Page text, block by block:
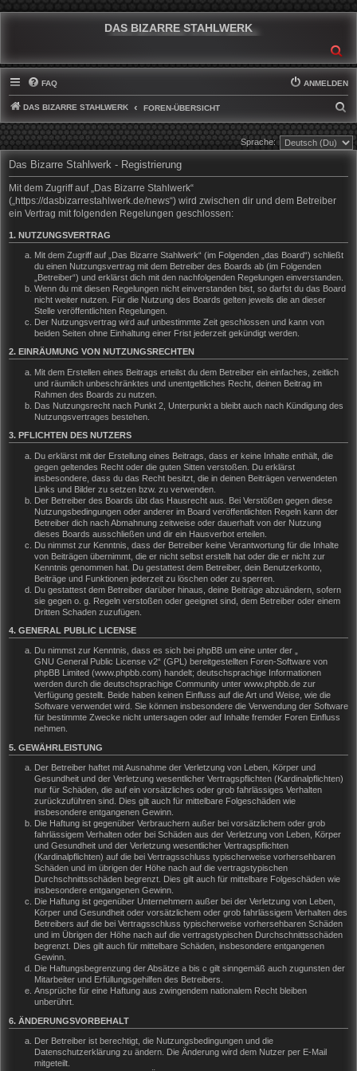
DAS BIZARRE STAHLWERK
FAQ ANMELDEN
DAS BIZARRE STAHLWERK FOREN-ÜBERSICHT
U
C
Sprache:
Das Bizarre Stahlwerk - Registrierung
Mit dem Zugriff auf „Das Bizarre Stahlwerk“
(„https://dasbizarrestahlwerk.de/news“) wird zwischen dir und dem Betreiber
ein Vertrag mit folgenden Regelungen geschlossen:
1. NUTZUNGSVERTRAG
Mit dem Zugriff auf „Das Bizarre Stahlwerk“ (im Folgenden „das Board“) schließt
du einen Nutzungsvertrag mit dem Betreiber des Boards ab (im Folgenden
„Betreiber“) und erklärst dich mit den nachfolgenden Regelungen einverstanden.
Wenn du mit diesen Regelungen nicht einverstanden bist, so darfst du das Board
nicht weiter nutzen. Für die Nutzung des Boards gelten jeweils die an dieser
Stelle veröffentlichten Regelungen.
Der Nutzungsvertrag wird auf unbestimmte Zeit geschlossen und kann von
beiden Seiten ohne Einhaltung einer Frist jederzeit gekündigt werden.
2. EINRÄUMUNG VON NUTZUNGSRECHTEN
Mit dem Erstellen eines Beitrags erteilst du dem Betreiber ein einfaches, zeitlich
und räumlich unbeschränktes und unentgeltliches Recht, deinen Beitrag im
Rahmen des Boards zu nutzen.
Das Nutzungsrecht nach Punkt 2, Unterpunkt a bleibt auch nach Kündigung des
Nutzungsvertrages bestehen.
3. PFLICHTEN DES NUTZERS
Du erklärst mit der Erstellung eines Beitrags, dass er keine Inhalte enthält, die
gegen geltendes Recht oder die guten Sitten verstoßen. Du erklärst
insbesondere, dass du das Recht besitzt, die in deinen Beiträgen verwendeten
Links und Bilder zu setzen bzw. zu verwenden.
Der Betreiber des Boards übt das Hausrecht aus. Bei Verstößen gegen diese
Nutzungsbedingungen oder anderer im Board veröffentlichten Regeln kann der
Betreiber dich nach Abmahnung zeitweise oder dauerhaft von der Nutzung
dieses Boards ausschließen und dir ein Hausverbot erteilen.
Du nimmst zur Kenntnis, dass der Betreiber keine Verantwortung für die Inhalte
von Beiträgen übernimmt, die er nicht selbst erstellt hat oder die er nicht zur
Kenntnis genommen hat. Du gestattest dem Betreiber, dein Benutzerkonto,
Beiträge und Funktionen jederzeit zu löschen oder zu sperren.
Du gestattest dem Betreiber darüber hinaus, deine Beiträge abzuändern, sofern
sie gegen o. g. Regeln verstoßen oder geeignet sind, dem Betreiber oder einem
Dritten Schaden zuzufügen.
4. GENERAL PUBLIC LICENSE
Du nimmst zur Kenntnis, dass es sich bei phpBB um eine unter der „
GNU General Public License v2“ (GPL) bereitgestellten Foren-Software von
phpBB Limited (www.phpbb.com) handelt; deutschsprachige Informationen
werden durch die deutschsprachige Community unter www.phpbb.de zur
Verfügung gestellt. Beide haben keinen Einfluss auf die Art und Weise, wie die
Software verwendet wird. Sie können insbesondere die Verwendung der Software
für bestimmte Zwecke nicht untersagen oder auf Inhalte fremder Foren Einfluss
nehmen.
5. GEWÄHRLEISTUNG
Der Betreiber haftet mit Ausnahme der Verletzung von Leben, Körper und
Gesundheit und der Verletzung wesentlicher Vertragspflichten (Kardinalpflichten)
nur für Schäden, die auf ein vorsätzliches oder grob fahrlässiges Verhalten
zurückzuführen sind. Dies gilt auch für mittelbare Folgeschäden wie
insbesondere entgangenen Gewinn.
Die Haftung ist gegenüber Verbrauchern außer bei vorsätzlichem oder grob
fahrlässigem Verhalten oder bei Schäden aus der Verletzung von Leben, Körper
und Gesundheit und der Verletzung wesentlicher Vertragspflichten
(Kardinalpflichten) auf die bei Vertragsschluss typischerweise vorhersehbaren
Schäden und im übrigen der Höhe nach auf die vertragstypischen
Durchschnittsschäden begrenzt. Dies gilt auch für mittelbare Folgeschäden wie
insbesondere entgangenen Gewinn.
Die Haftung ist gegenüber Unternehmern außer bei der Verletzung von Leben,
Körper und Gesundheit oder vorsätzlichem oder grob fahrlässigem Verhalten des
Betreibers auf die bei Vertragsschluss typischerweise vorhersehbaren Schäden
und im Übrigen der Höhe nach auf die vertragstypischen Durchschnittsschäden
begrenzt. Dies gilt auch für mittelbare Schäden, insbesondere entgangenen
Gewinn.
Die Haftungsbegrenzung der Absätze a bis c gilt sinngemäß auch zugunsten der
Mitarbeiter und Erfüllungsgehilfen des Betreibers.
Ansprüche für eine Haftung aus zwingendem nationalem Recht bleiben
unberührt.
6. ÄNDERUNGSVORBEHALT
Der Betreiber ist berechtigt, die Nutzungsbedingungen und die
Datenschutzerklärung zu ändern. Die Änderung wird dem Nutzer per E-Mail
mitgeteilt.